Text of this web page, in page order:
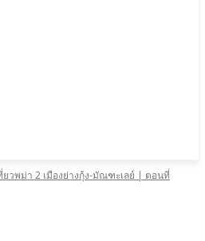
ยวพม่า 2 เมืองย่างกุ้ง-มัณฑะเลย์ | ตอนที่